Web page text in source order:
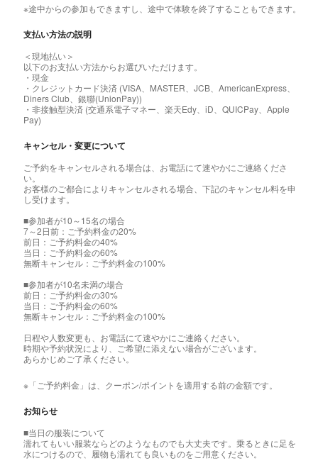
※途中からの参加もできますし、途中で体験を終了することもできます。
支払い方法の説明
＜現地払い＞
以下のお支払い方法からお選びいただけます。
・現金
・クレジットカード決済 (VISA、MASTER、JCB、AmericanExpress、
Diners Club、銀聯(UnionPay))
・非接触型決済 (交通系電子マネー、楽天Edy、iD、QUICPay、Apple
Pay)
キャンセル・変更について
ご予約をキャンセルされる場合は、お電話にて速やかにご連絡くださ
い。
お客様のご都合によりキャンセルされる場合、下記のキャンセル料を申
し受けます。
■参加者が10～15名の場合
7～2日前：ご予約料金の20%
前日：ご予約料金の40%
当日：ご予約料金の60%
無断キャンセル：ご予約料金の100%
■参加者が10名未満の場合
前日：ご予約料金の30%
当日：ご予約料金の60%
無断キャンセル：ご予約料金の100%
日程や人数変更も、お電話にて速やかにご連絡ください。
時期や予約状況により、ご希望に添えない場合がございます。
あらかじめご了承ください。
※「ご予約料金」は、クーポン/ポイントを適用する前の金額です。
お知らせ
■当日の服装について
濡れてもいい服装ならどのようなものでも大丈夫です。乗るときに足を
水につけるので、履物も濡れても良いものをご用意ください。